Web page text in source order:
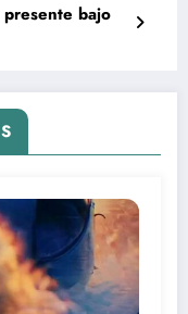
presente bajo